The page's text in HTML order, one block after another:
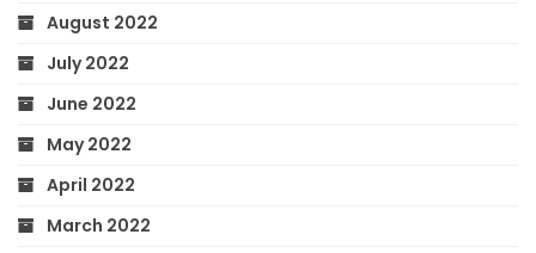
August 2022
July 2022
June 2022
May 2022
April 2022
March 2022